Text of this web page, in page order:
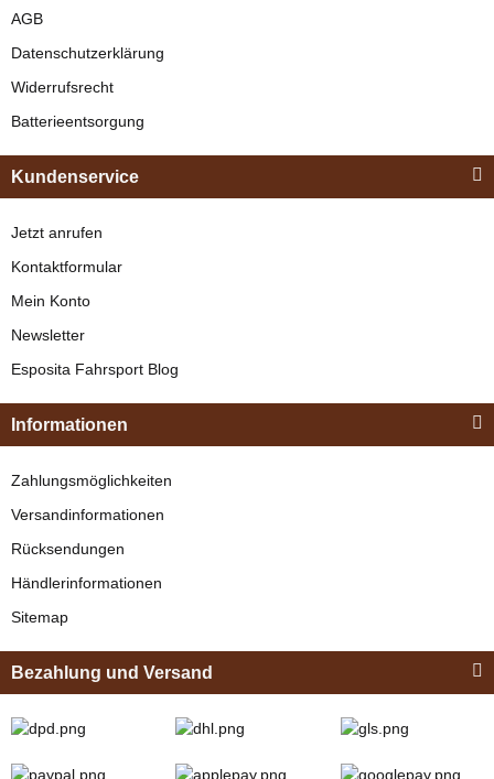
"Shettyglück"
Braun
329,00 €*
AGB
Datenschutzerklärung
Widerrufsrecht
Batterieentsorgung
Kundenservice
Jetzt anrufen
Kontaktformular
Mein Konto
Newsletter
Esposita Fahrsport Blog
Informationen
Zahlungsmöglichkeiten
Versandinformationen
Rücksendungen
Händlerinformationen
Sitemap
Bezahlung und Versand